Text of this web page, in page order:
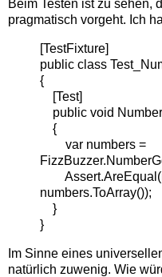
Beim Testen ist zu sehen,
pragmatisch vorgeht. Ich
[TestFixture]
public class
{
[Test]
public void
{
var numbers =
numbers.ToArray());
}
}
Im Sinne eines
natürlich zuwenig. Wie